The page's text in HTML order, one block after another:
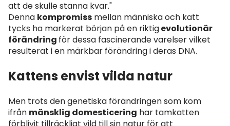
att de skulle stanna kvar."
Denna kompromiss mellan människa och katt
tycks ha markerat början på en riktigevolutionär
förändring för dessa fascinerande varelser vilket
resulterat i en märkbar förändring i deras DNA.
Kattens envist vilda natur
Men trots den genetiska förändringen som kom
ifrån mänsklig domesticering har tamkatten